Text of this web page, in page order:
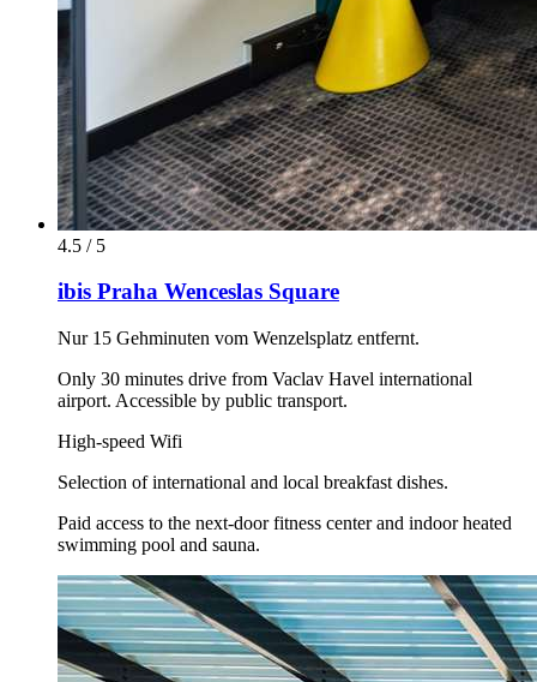
4.5 / 5
ibis Praha Wenceslas Square
Nur 15 Gehminuten vom Wenzelsplatz entfernt.
Only 30 minutes drive from Vaclav Havel international
airport. Accessible by public transport.
High-speed Wifi
Selection of international and local breakfast dishes.
Paid access to the next-door fitness center and indoor heated
swimming pool and sauna.